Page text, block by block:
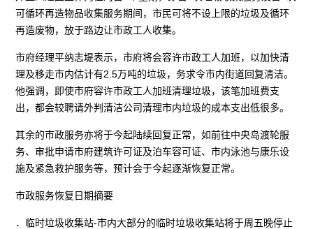
可循环再造物品收集服务期间，市民可将不设上限的垃圾及循环
再造废物，放于路边让市政工人收集。
市府经理平纳志堤表示，市府将会容许市政工人加班，以加快清
理及移走市内估计有2.5万吨的垃圾，务求令市内街道回复清洁。
他强调，即使市府容许市政工人加班清理垃圾，该笔加班费支
出，都会较聘请外判清洁公司清理市内垃圾的成本支出低很多。
其余的市政服务亦将于今起陆续回复正常，如前往中央岛渡轮服
务、审批申请市府建筑许可证及泊车容可证、市内泳池与康乐设
施及紧急救护服务等，预计会于今起逐渐恢复正常。
市政服务恢复日期摘要
．临时垃圾收集站-市内大部分的临时垃圾收集站将于周五晚停止